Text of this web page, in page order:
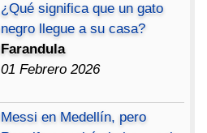
¿Qué significa que un gato
negro llegue a su casa?
Farandula
01 Febrero 2026
Messi en Medellín, pero